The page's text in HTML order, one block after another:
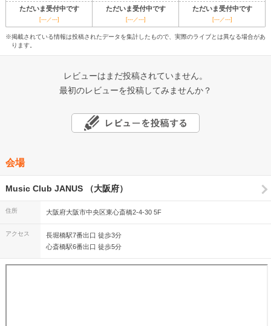
ただいま受付中です ただいま受付中です ただいま受付中です
[---／---] [---／---] [---／---]
※掲載されている情報は投稿されたデータを集計したもので、実際のライブとは異なる場合があ
ります。
レビューはまだ投稿されていません。
最初のレビューを投稿してみませんか？
会場
Music Club JANUS （大阪府）
住所 大阪府大阪市中央区東心斎橋2-4-30 5F
アクセス
長堀橋駅7番出口 徒歩3分
心斎橋駅6番出口 徒歩5分